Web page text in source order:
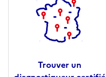
Trouver un